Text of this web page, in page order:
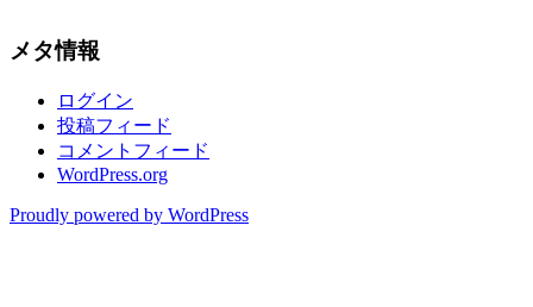
メタ情報
ログイン
投稿フィード
コメントフィード
WordPress.org
Proudly powered by WordPress